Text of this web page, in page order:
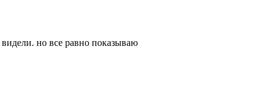
но все равно показываю